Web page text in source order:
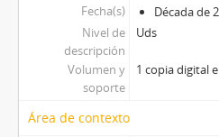
Fecha(s)
Década de
Nivel de
descripción
Uds
Volumen y
soporte
1 copia digital
Área de contexto